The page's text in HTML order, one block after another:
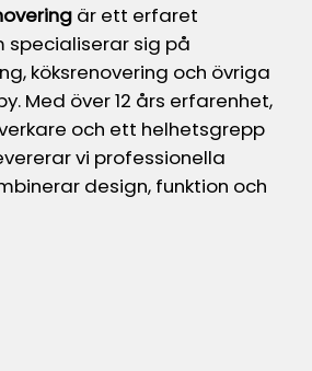
är ett erfaret
sig på
köksrenovering och övriga
Med över 12 års erfarenhet,
och ett helhetsgrepp
vi professionella
design, funktion och